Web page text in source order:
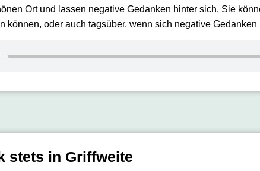
Ort und lassen negative Gedanken hinter sich. Sie
können, oder auch tagsüber, wenn sich negative Gedanken
stets in Griffweite